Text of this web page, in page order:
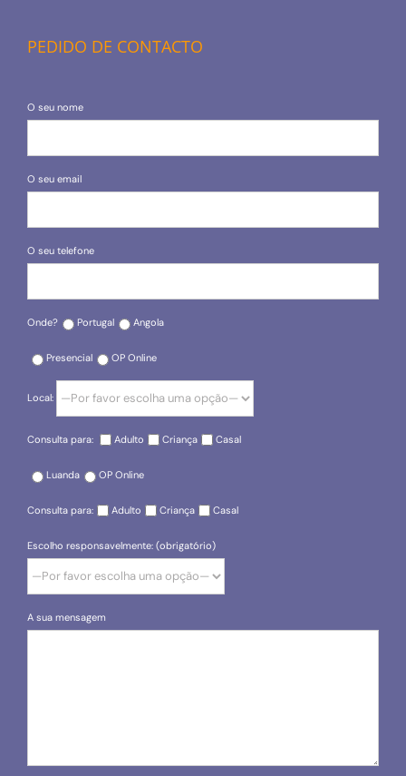
PEDIDO DE CONTACTO
O seu nome
O seu email
O seu telefone
Onde? Portugal Angola
Presencial OP Online
Local:
Consulta para: Adulto Criança Casal
Luanda OP Online
Consulta para: Adulto Criança Casal
Escolho responsavelmente: (obrigatório)
A sua mensagem